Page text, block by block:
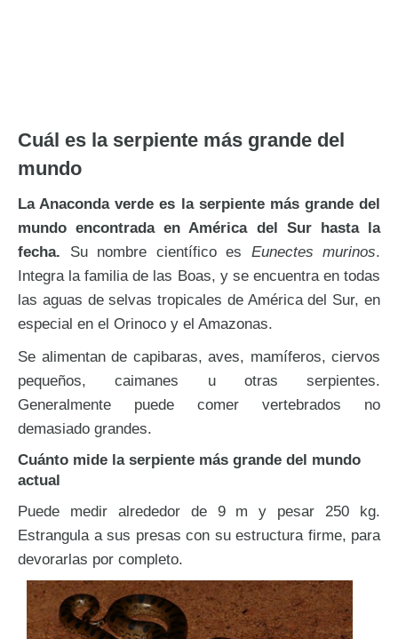
Cuál es la serpiente más grande del
mundo
La Anaconda verde es la serpiente más grande del
mundo encontrada en América del Sur hasta la
fecha. Su nombre científico es Eunectes murinos.
Integra la familia de las Boas, y se encuentra en todas
las aguas de selvas tropicales de América del Sur, en
especial en el Orinoco y el Amazonas.
Se alimentan de capibaras, aves, mamíferos, ciervos
pequeños, caimanes u otras serpientes.
Generalmente puede comer vertebrados no
demasiado grandes.
Cuánto mide la serpiente más grande del mundo
actual
Puede medir alrededor de 9 m y pesar 250 kg.
Estrangula a sus presas con su estructura firme, para
devorarlas por completo.